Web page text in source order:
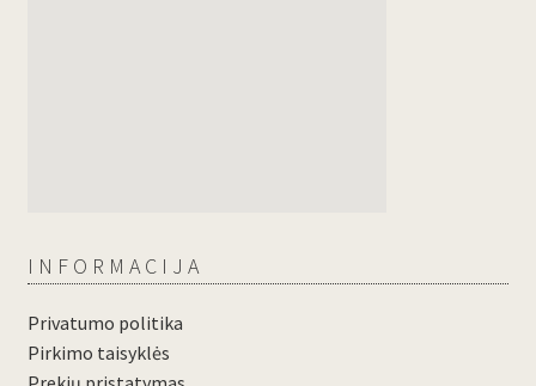
INFORMACIJA
Privatumo politika
Pirkimo taisyklės